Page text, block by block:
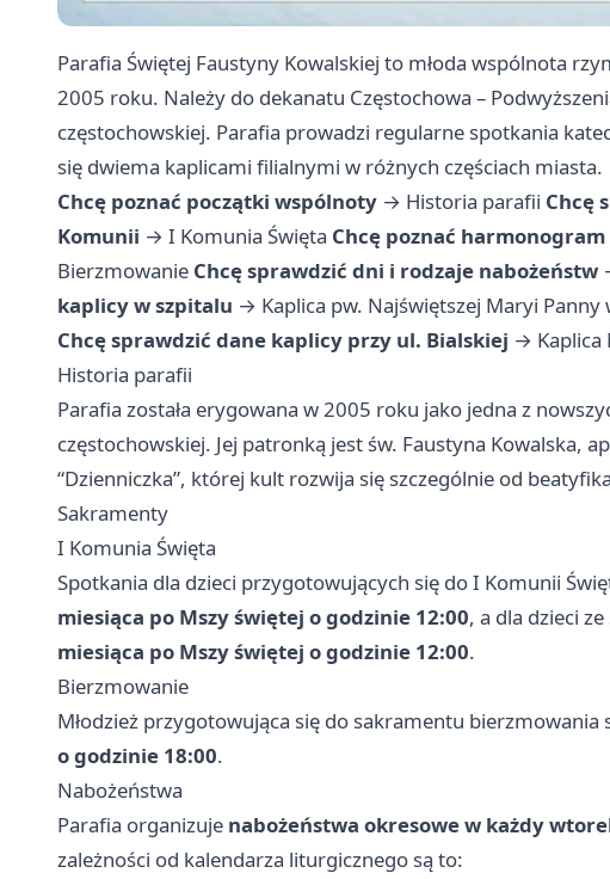
Parafia Świętej Faustyny Kowalskiej to młoda wspólnota
2005 roku. Należy do dekanatu Częstochowa –
częstochowskiej. Parafia prowadzi regularne spotkania
się dwiema kaplicami filialnymi w różnych częściach miasta.
Chcę poznać początki wspólnoty → Historia parafii Chcę
Komunii → I Komunia Święta Chcę poznać
Bierzmowanie Chcę sprawdzić dni i rodzaje nabożeństw
kaplicy w szpitalu → Kaplica pw. Najświętszej Maryi
Chcę sprawdzić dane kaplicy przy ul. Bialskiej → Kaplica
Historia parafii
Parafia została erygowana w 2005 roku jako jedna z
częstochowskiej. Jej patronką jest św. Faustyna Kowalska,
“Dzienniczka”, której kult rozwija się szczególnie od
Sakramenty
I Komunia Święta
Spotkania dla dzieci przygotowujących się do I Komunii
miesiąca po Mszy świętej o godzinie 12:00, a dla dzieci
miesiąca po Mszy świętej o godzinie 12:00.
Bierzmowanie
Młodzież przygotowująca się do sakramentu bierzmowania
o godzinie 18:00.
Nabożeństwa
Parafia organizuje nabożeństwa okresowe w każdy
zależności od kalendarza liturgicznego są to: